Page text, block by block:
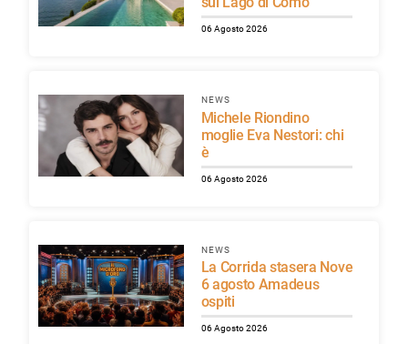
06 Agosto 2026
NEWS
Michele Riondino
moglie Eva Nestori: chi
è
06 Agosto 2026
NEWS
La Corrida stasera Nove
6 agosto Amadeus
ospiti
06 Agosto 2026